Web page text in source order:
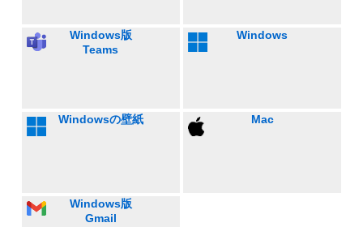
Windows版
Teams
Windows
Windowsの壁紙 Mac
Windows版
Gmail